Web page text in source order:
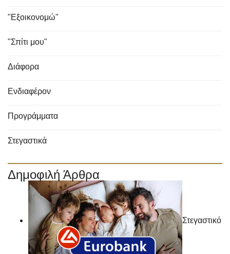
"Εξοικονομώ"
"Σπίτι μου"
Διάφορα
Ενδιαφέρον
Προγράμματα
Στεγαστικά
Δημοφιλή Άρθρα
Στεγαστικό